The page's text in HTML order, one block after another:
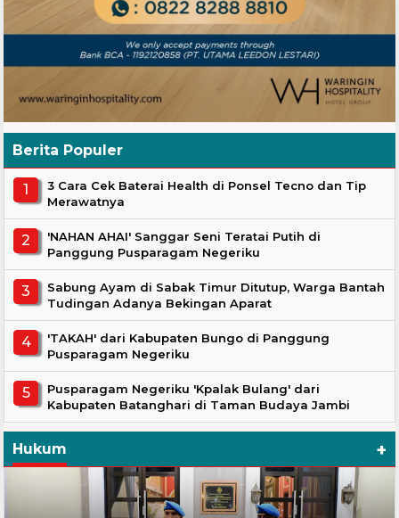
Berita Populer
3 Cara Cek Baterai Health di Ponsel Tecno dan Tip
Merawatnya
'NAHAN AHAI' Sanggar Seni Teratai Putih di
Panggung Pusparagam Negeriku
Sabung Ayam di Sabak Timur Ditutup, Warga Bantah
Tudingan Adanya Bekingan Aparat
'TAKAH' dari Kabupaten Bungo di Panggung
Pusparagam Negeriku
Pusparagam Negeriku 'Kpalak Bulang' dari
Kabupaten Batanghari di Taman Budaya Jambi
Hukum +